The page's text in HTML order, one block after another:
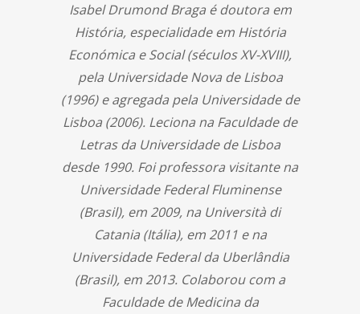
Isabel Drumond Braga é doutora em
História, especialidade em História
Económica e Social (séculos XV-XVIII),
pela Universidade Nova de Lisboa
(1996) e agregada pela Universidade de
Lisboa (2006). Leciona na Faculdade de
Letras da Universidade de Lisboa
desde 1990. Foi professora visitante na
Universidade Federal Fluminense
(Brasil), em 2009, na Università di
Catania (Itália), em 2011 e na
Universidade Federal da Uberlândia
(Brasil), em 2013. Colaborou com a
Faculdade de Medicina da